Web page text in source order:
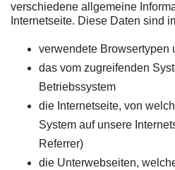
verschiedene allgemeine
Internetseite. Diese Daten sind
verwendete Browsertypen
das vom zugreifenden
Betriebssystem
die Internetseite, von
System auf unsere
Referrer)
die Unterwebseiten,